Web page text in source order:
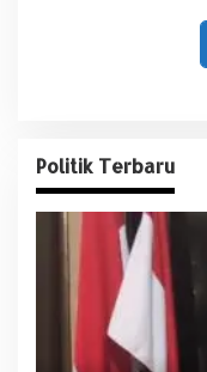
Politik Terbaru